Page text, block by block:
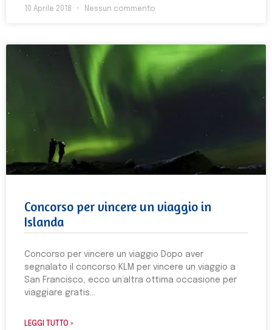
10 Aprile 2018 Nessun commento
Concorso per vincere un viaggio in
Islanda
Concorso per vincere un viaggio Dopo aver
segnalato il concorso KLM per vincere un viaggio a
San Francisco, ecco un’altra ottima occasione per
viaggiare gratis
LEGGI TUTTO »